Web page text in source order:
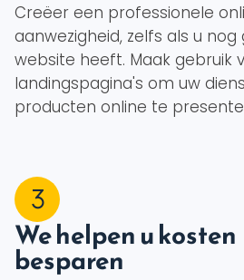
Creëer een professionele
aanwezigheid, zelfs als u nog
website heeft. Maak gebruik
landingspagina's om uw
producten online te
We helpen u kosten
besparen